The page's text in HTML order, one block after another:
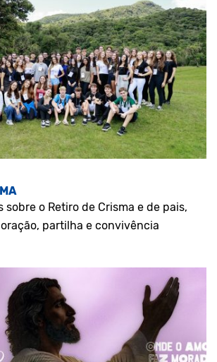
sobre o Retiro de Crisma e de pais,
partilha e convivência